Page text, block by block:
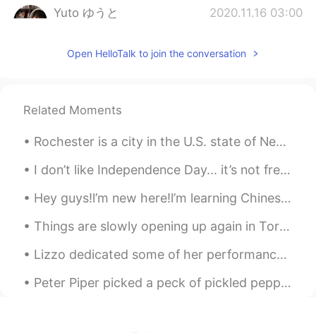
Yuto ゆうと 2020.11.16 03:00
ペンギンは白と黒どっちも持ってるよね
的には各国の「教育」、特に世界史をどの
た概念を作りあげてしまう一要因と思いま
JP EN
わかる
Mikio 2020.11.15 08:40
Open HelloTalk to join the conversation
Related Moments
Rochester is a city in the U.S. state of New York, the seat of Monroe County, and the third-most ...
I don’t like Independence Day... it’s not freedom for Americans it’s Freedom for WHITE Americans....
Hey guys!l’m new here!l’m learning Chinese now. I just made a pancake with my mum this afternoon...
Things are slowly opening up again in Toronto so I finally got to go shopping again after nearly ...
Lizzo dedicated some of her performance to Kobi at the Grammy's🙏❤❤she's a pure soul,please love h...
Peter Piper picked a peck of pickled peppers A peck of pickled peppers Peter Piper picked If Pete...